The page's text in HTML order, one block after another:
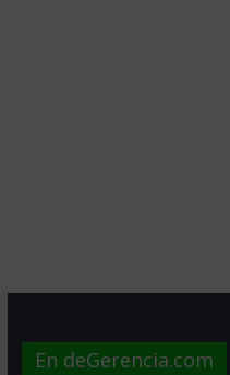
En deGerencia.com